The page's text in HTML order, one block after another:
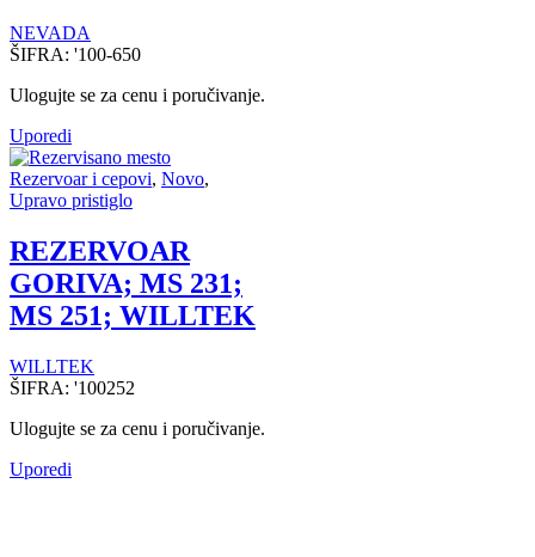
NEVADA
ŠIFRA: '100-650
Ulogujte se za cenu i poručivanje.
Uporedi
Rezervoar i cepovi, Novo,
Upravo pristiglo
REZERVOAR
GORIVA; MS 231;
MS 251; WILLTEK
WILLTEK
ŠIFRA: '100252
Ulogujte se za cenu i poručivanje.
Uporedi